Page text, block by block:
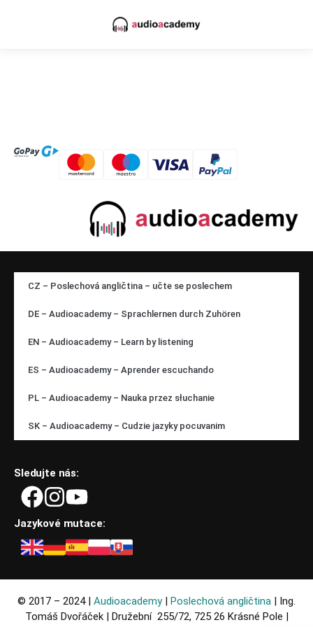
CZ – Poslechová angličtina – učte se poslechem
DE – Audioacademy – Sprachlernen durch Zuhören
EN – Audioacademy – Learn by listening
ES – Audioacademy – Aprender escuchando
PL – Audioacademy – Nauka przez słuchanie
SK – Audioacademy – Cudzie jazyky pocuvanim
Sledujte nás:
Jazykové mutace:
© 2017 – 2024 | Audioacademy| Poslechová angličtina | Ing.
Tomáš Dvořáček | Družební 255/72, 725 26 Krásné Pole |